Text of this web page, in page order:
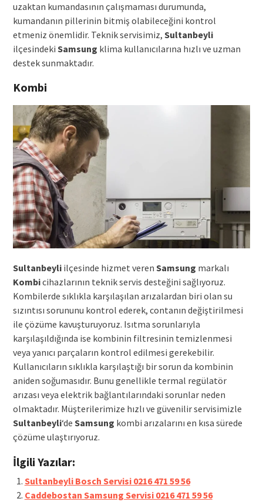
uzaktan kumandasının çalışmaması durumunda,
kumandanın pillerinin bitmiş olabileceğini kontrol
etmeniz önemlidir. Teknik servisimiz, Sultanbeyli
ilçesindeki Samsung klima kullanıcılarına hızlı ve uzman
destek sunmaktadır.
Kombi
Sultanbeyliilçesinde hizmet veren Samsung markalı
Kombicihazlarının teknik servis desteğini sağlıyoruz.
Kombilerde sıklıkla karşılaşılan arızalardan biri olan su
sızıntısı sorununu kontrol ederek, contanın değiştirilmesi
ile çözüme kavuşturuyoruz. Isıtma sorunlarıyla
karşılaşıldığında ise kombinin filtresinin temizlenmesi
veya yanıcı parçaların kontrol edilmesi gerekebilir.
Kullanıcıların sıklıkla karşılaştığı bir sorun da kombinin
aniden soğumasıdır. Bunu genellikle termal regülatör
arızası veya elektrik bağlantılarındaki sorunlar neden
olmaktadır. Müşterilerimize hızlı ve güvenilir servisimizle
Sultanbeyli‘de Samsung kombi arızalarını en kısa sürede
çözüme ulaştırıyoruz.
İlgili Yazılar:
Sultanbeyli Bosch Servisi 0216 471 59 56
Caddebostan Samsung Servisi 0216 471 59 56